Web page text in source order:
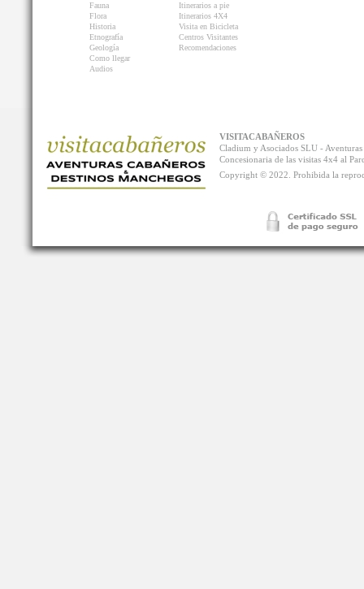
Fauna
Flora
Historia
Etnografía
Geología
Como llegar
Audios
Itinerarios a pie
Itinerarios 4X4
Visita en Bicicleta
Centros Visitantes
Recomendaciones
VISITACABAÑEROS
Cladium y Asociados SLU -
Concesionaria de las visitas 4x4 al
Copyright © 2022. Prohibida la